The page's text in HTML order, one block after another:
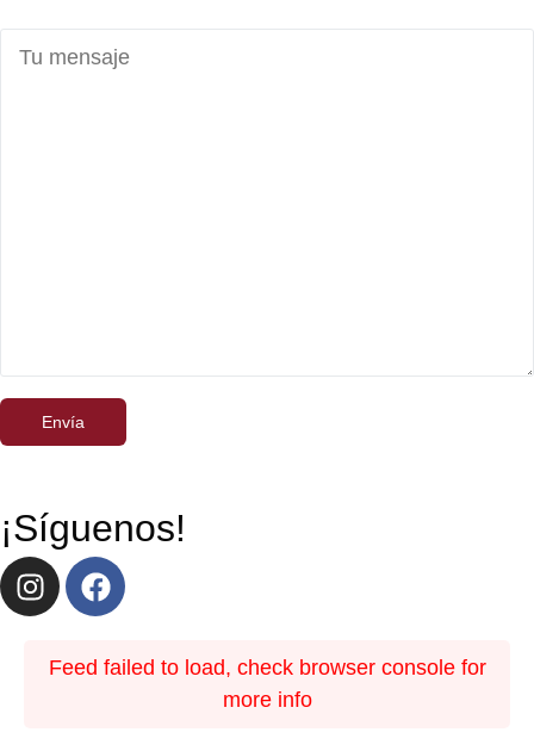
¡Síguenos!
Feed failed to load, check browser console for
more info